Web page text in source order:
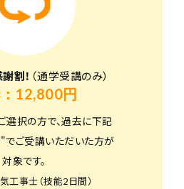
割！ （通学受講のみ）
12,800円
択の方で、過去に下記
ご受講いただいた方が
対象です。
工事士（技能2日間）